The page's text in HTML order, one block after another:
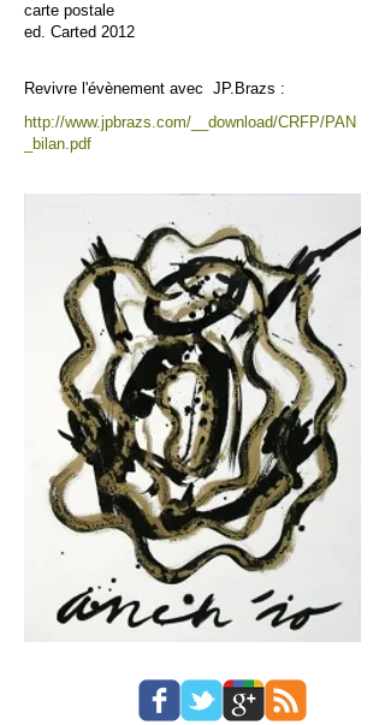
carte postale
ed. Carted 2012
Revivre l'évènement avec JP.Brazs :
http://www.jpbrazs.com/__download/CRFP/PAN
_bilan.pdf